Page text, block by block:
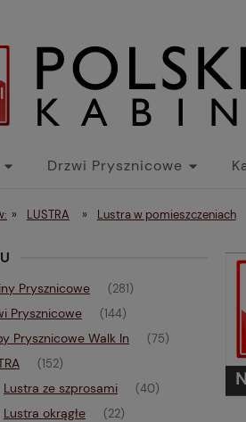
Drzwi Prysznicowe
» LUSTRA » Lustra w pomieszczeniach
Prysznicowe (281)
Prysznicowe (144)
Prysznicowe Walk In (75)
(152)
Lustra ze szprosami (40)
Lustra okrągłe (22)